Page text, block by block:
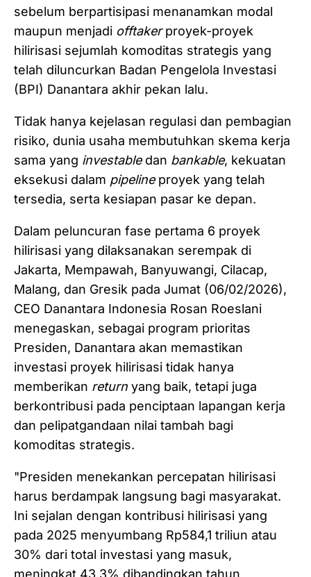
sebelum berpartisipasi menanamkan modal
maupun menjadi offtakerproyek-proyek
hilirisasi sejumlah komoditas strategis yang
telah diluncurkan Badan Pengelola Investasi
(BPI) Danantara akhir pekan lalu.
Tidak hanya kejelasan regulasi dan pembagian
risiko, dunia usaha membutuhkan skema kerja
sama yang investable dan bankable, kekuatan
eksekusi dalam pipeline proyek yang telah
tersedia, serta kesiapan pasar ke depan.
Dalam peluncuran fase pertama 6 proyek
hilirisasi yang dilaksanakan serempak di
Jakarta, Mempawah, Banyuwangi, Cilacap,
Malang, dan Gresik pada Jumat (06/02/2026),
CEO Danantara Indonesia Rosan Roeslani
menegaskan, sebagai program prioritas
Presiden, Danantara akan memastikan
investasi proyek hilirisasi tidak hanya
memberikan return yang baik, tetapi juga
berkontribusi pada penciptaan lapangan kerja
dan pelipatgandaan nilai tambah bagi
komoditas strategis.
"Presiden menekankan percepatan hilirisasi
harus berdampak langsung bagi masyarakat.
Ini sejalan dengan kontribusi hilirisasi yang
pada 2025 menyumbang Rp584,1 triliun atau
30% dari total investasi yang masuk,
meningkat 43,3% dibandingkan tahun